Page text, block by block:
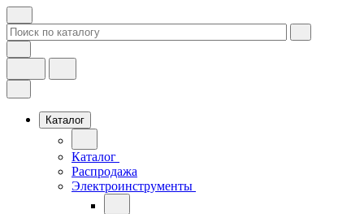
Каталог
Каталог
Распродажа
Электроинструменты